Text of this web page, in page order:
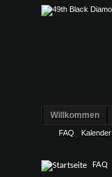
Willkommen
FAQ Kalender
FAQ